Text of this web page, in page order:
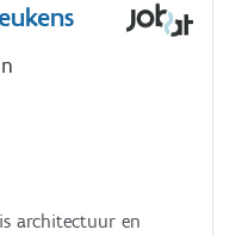
architectuur en